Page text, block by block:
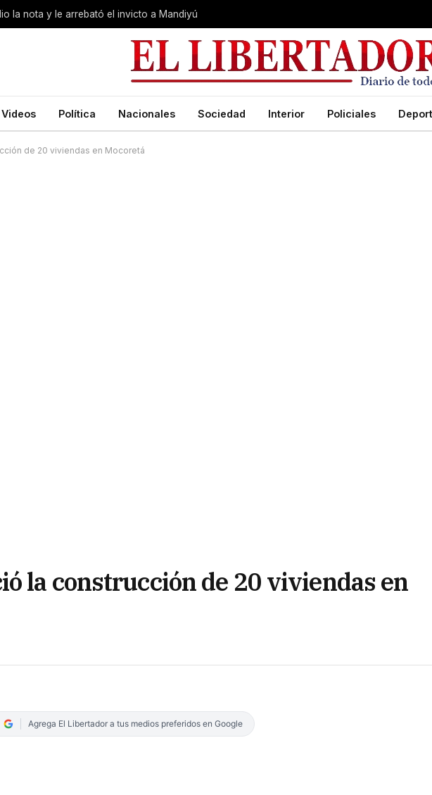
la nota y le arrebató el invicto a Mandiyú
Videos Política Nacionales Sociedad Interior Policiales
de 20 viviendas en Mocoretá
la construcción de 20 viviendas en
Agrega El Libertador a tus medios preferidos en Google